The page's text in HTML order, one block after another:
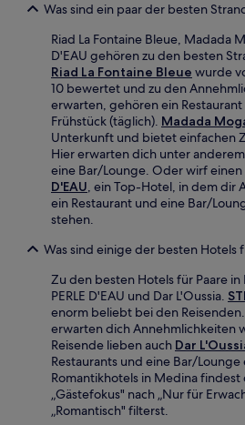
Was sind ein paar der besten
Riad La Fontaine Bleue, Madada
D'EAU gehören zu den besten
Riad La Fontaine Bleue wurde
10 bewertet und zu den
erwarten, gehören ein
Frühstück (täglich). Madada
Unterkunft und bietet einfachen
Hier erwarten dich unter
eine Bar/Lounge. Oder wirf einen
D'EAU, ein Top-Hotel, in dem dir
ein Restaurant und eine Bar/
stehen.
Was sind einige der besten Hotels
Zu den besten Hotels für Paare
PERLE D'EAU und Dar L'Oussia.
enorm beliebt bei den
erwarten dich Annehmlichkeiten
Reisende lieben auch Dar
Restaurants und eine Bar/
Romantikhotels in Medina
„Gästefokus" nach „Nur für
„Romantisch" filterst.